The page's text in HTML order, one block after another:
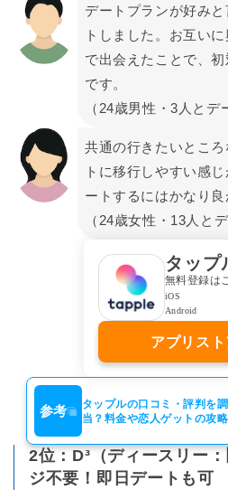
デートプランが好み
トしました。お互い
で出会えたことで、
です。
（24歳男性・3人とデ
共通の行きたいとこ
トに移行しやすい感
ートするにはかなり良
（24歳女性・13人とデ
タップ
無料登録は
iOS
Android
アプリスト
参考
タップルの口コミ・評判を
当？料金や恋人ゲットの攻
2位：D³（ディースリー
ジ不要！即日デートも可